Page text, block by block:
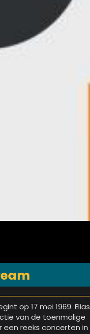
op 17 mei 1969. Elias
van de toenmalige
een reeks concerten in